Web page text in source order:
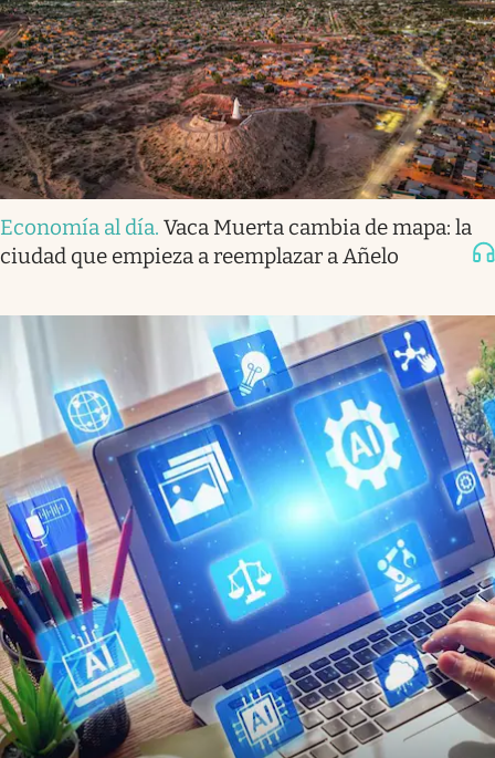
Economía al día. Vaca Muerta cambia de mapa: la
ciudad que empieza a reemplazar a Añelo